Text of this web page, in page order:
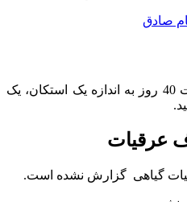
صادق
برای مصرف کافی است به مدت 40 روز به اندازه یک استکان، یک
عرقیات
گیاهی گزارش نشده است.